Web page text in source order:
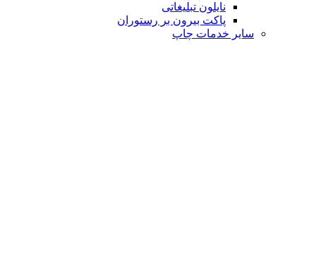
نایلون تبلیغاتی
پاکت بیرون بر رستوران
سایر خدمات چاپ